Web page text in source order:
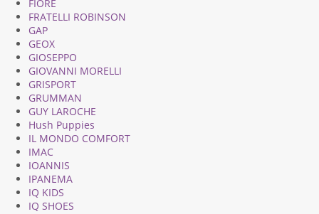
FIORE
FRATELLI ROBINSON
GAP
GEOX
GIOSEPPO
GIOVANNI MORELLI
GRISPORT
GRUMMAN
GUY LAROCHE
Hush Puppies
IL MONDO COMFORT
IMAC
IOANNIS
IPANEMA
IQ KIDS
IQ SHOES